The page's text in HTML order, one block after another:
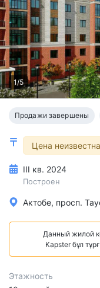
1/5
Продажи завершены
Цена неизвестна
III кв. 2024
Построен
Актобе, просп.
Данный жилой
Kapster бұл
Этажность